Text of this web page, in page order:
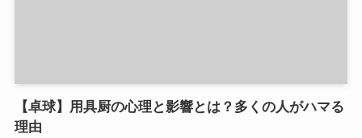
【卓球】用具厨の心理と影響とは？多くの人がハマる
理由